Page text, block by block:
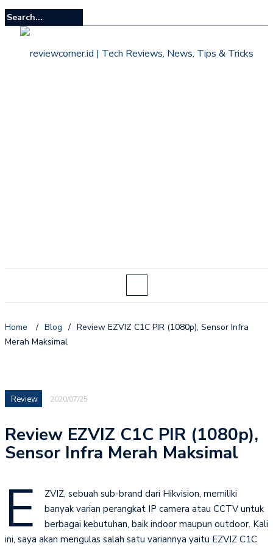
Home / Blog / Review EZVIZ C1C PIR (1080p), Sensor Infra
Merah Maksimal
Review 2020/07/25
Review EZVIZ C1C PIR (1080p),
Sensor Infra Merah Maksimal
E
ZVIZ, sebuah sub-brand dari Hikvision, memiliki
banyak varian perangkat IP camera atau CCTV untuk
berbagai kebutuhan, baik indoor maupun outdoor. Kali
ini, saya akan mengulas salah satu variannya yaitu EZVIZ C1C